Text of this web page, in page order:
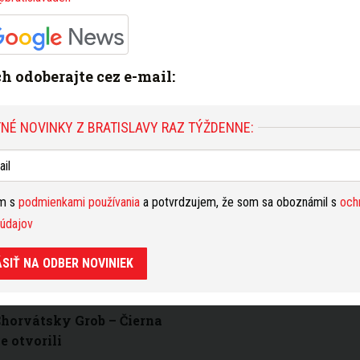
kraji prejde obnovou za
eur, hotová má byť po
na D4/R7 pri
milióna eur
kraj požiada o
Triblaviny s
eur
kraji došlo ku
6-ročným chodcom
Grob – Čierna
otvorili
odoberajte cez e-mail:
NOVINKY Z BRATISLAVY RAZ TÝŽDENNE:
s podmienkami používania a potvrdzujem, že som sa oboznámil s
NA ODBER NOVINIEK